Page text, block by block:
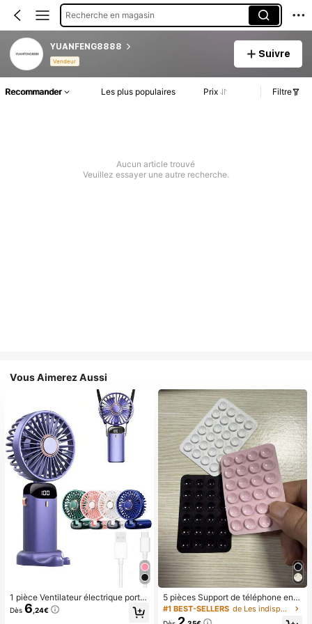
Recherche en magasin
YUANFENG8888
Vendeur
Suivre
Recommander Les plus populaires Prix Filtre
Aucun article trouvé
Veuillez essayer une autre recherche.
Vous Aimerez Aussi
1 pièce Ventilateur électrique porta
ble mini, ventilateur portable rechar
geable USB, ventilateur de cou, ve
Dès 6 ,24€
5 pièces Support de téléphone en si
licone avec ventouse, support de té
léphone à ventouse, support de télé
#1 BEST-SELLERS de Les indispensables pour voyager en été Essentie